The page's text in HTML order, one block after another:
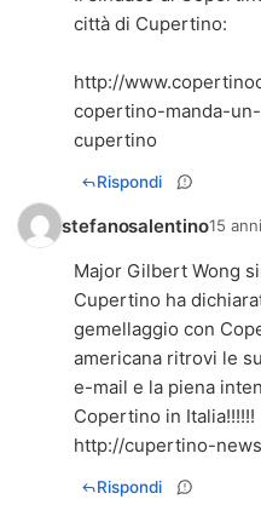
città di Cupertino:
http://
copertino-manda-
cupertino
Rispondi
stefanosalentino15
Major Gilbert Wong
Cupertino ha
gemellaggio con
americana ritrovi le
e-mail e la piena
http://cupertino-
Rispondi